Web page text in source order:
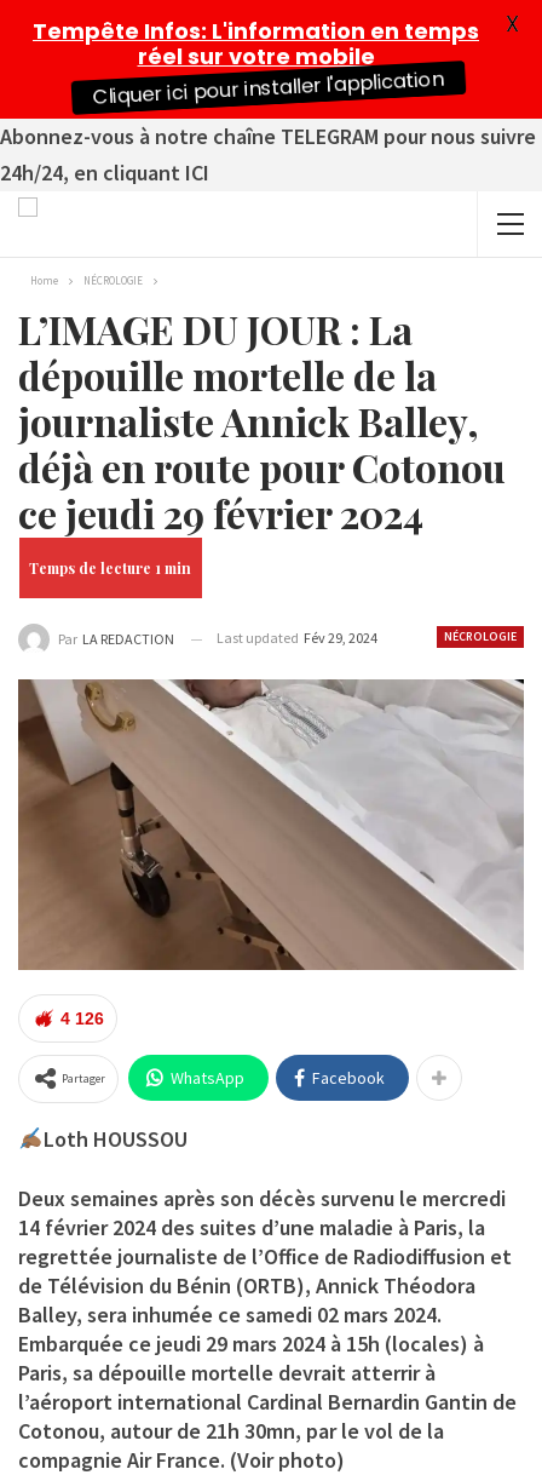
Abonnez-vous à notre chaîne TELEGRAM pour nous suivre
24h/24, en cliquant ICI
Home NÉCROLOGIE
L’IMAGE DU JOUR : La
dépouille mortelle de la
journaliste Annick Balley,
déjà en route pour Cotonou
ce jeudi 29 février 2024
NÉCROLOGIE
Par LA REDACTION Last updated Fév 29, 2024
4 126
Partager WhatsApp Facebook
Loth HOUSSOU
Deux semaines après son décès survenu le mercredi
14 février 2024 des suites d’une maladie à Paris, la
regrettée journaliste de l’Office de Radiodiffusion et
de Télévision du Bénin (ORTB), Annick Théodora
Balley, sera inhumée ce samedi 02 mars 2024.
Embarquée ce jeudi 29 mars 2024 à 15h (locales) à
Paris, sa dépouille mortelle devrait atterrir à
l’aéroport international Cardinal Bernardin Gantin de
Cotonou, autour de 21h 30mn, par le vol de la
compagnie Air France. (Voir photo)
Tempête Infos: L'information en temps
réel sur votre mobile
Cliquer ici pour installer l'application
X